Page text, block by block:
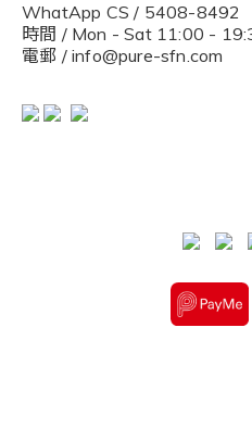
WhatApp CS / 5408-8492
時間 / Mon - Sat 11:00 -
電郵 / info@pure-sfn.com